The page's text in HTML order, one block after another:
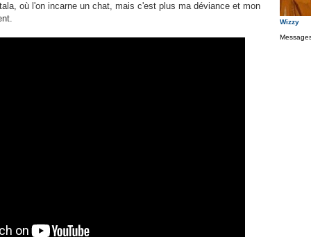
Wizzy
où l'on incarne un chat, mais c'est plus ma déviance et mon